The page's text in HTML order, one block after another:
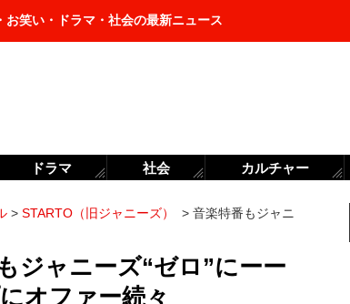
お笑い・ドラマ・社会の最新ニュース
> STARTO（旧ジャニーズ） > 音楽特番もジャニ
ジャニーズ“ゼロ”にーー
オファー続々
ドラマ 社会 カルチャー